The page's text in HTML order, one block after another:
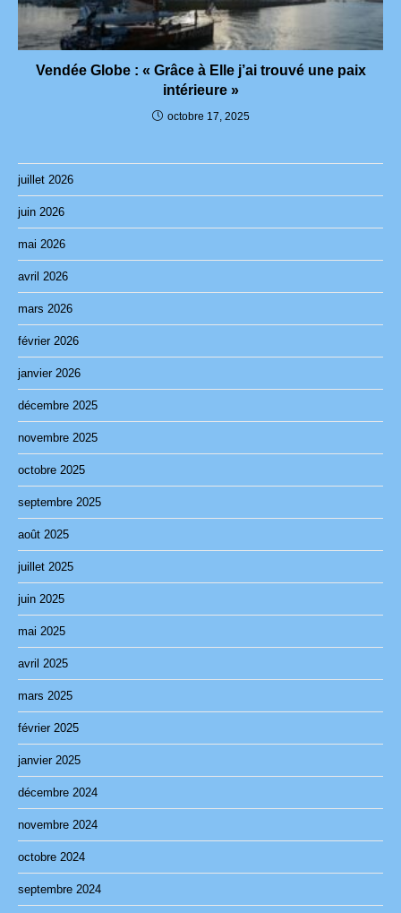
Vendée Globe : « Grâce à Elle j’ai trouvé une paix
intérieure »
octobre 17, 2025
juillet 2026
juin 2026
mai 2026
avril 2026
mars 2026
février 2026
janvier 2026
décembre 2025
novembre 2025
octobre 2025
septembre 2025
août 2025
juillet 2025
juin 2025
mai 2025
avril 2025
mars 2025
février 2025
janvier 2025
décembre 2024
novembre 2024
octobre 2024
septembre 2024